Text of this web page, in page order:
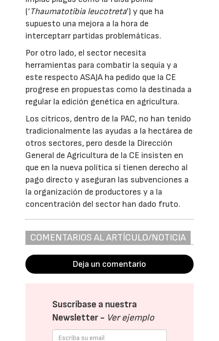
(‘Thaumatotibia leucotreta’) y que ha
supuesto una mejora a la hora de
interceptarr partidas problemáticas.
Por otro lado, el sector necesita
herramientas para combatir la sequía y a
este respecto ASAJA ha pedido que la CE
progrese en propuestas como la destinada a
regular la edición genética en agricultura.
Los cítricos, dentro de la PAC, no han tenido
tradicionalmente las ayudas a la hectárea de
otros sectores, pero desde la Dirección
General de Agricultura de la CE insisten en
que en la nueva política sí tienen derecho al
pago directo y aseguran las subvenciones a
la organización de productores y a la
concentración del sector han dado fruto.
COMENTARIOS AL ARTÍCULO/NOTICIA
Deja un comentario
Suscríbase a nuestra
Newsletter - Ver ejemplo